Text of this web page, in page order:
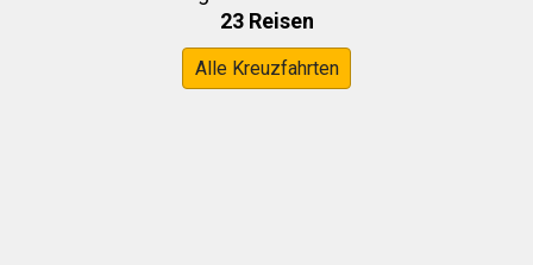
23 Reisen
Alle Kreuzfahrten